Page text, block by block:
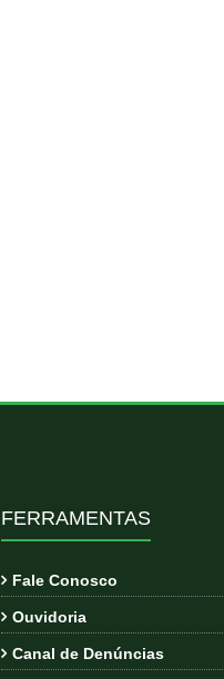
FERRAMENTAS
Fale Conosco
Ouvidoria
Canal de Denúncias